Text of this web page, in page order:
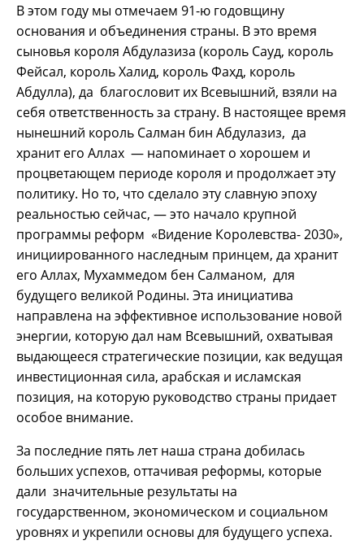
В этом году мы отмечаем 91-ю годовщину
основания и объединения страны. В это время
сыновья короля Абдулазиза (король Сауд, король
Фейсал, король Халид, король Фахд, король
Абдулла), да благословит их Всевышний, взяли на
себя ответственность за страну. В настоящее время
нынешний король Салман бин Абдулазиз, да
хранит его Аллах — напоминает о хорошем и
процветающем периоде короля и продолжает эту
политику. Но то, что сделало эту славную эпоху
реальностью сейчас, — это начало крупной
программы реформ «Видение Королевства- 2030»,
инициированного наследным принцем, да хранит
его Аллах, Мухаммедом бен Салманом, для
будущего великой Родины. Эта инициатива
направлена на эффективное использование новой
энергии, которую дал нам Всевышний, охватывая
выдающееся стратегические позиции, как ведущая
инвестиционная сила, арабская и исламская
позиция, на которую руководство страны придает
особое внимание.
За последние пять лет наша страна добилась
больших успехов, оттачивая реформы, которые
дали значительные результаты на
государственном, экономическом и социальном
уровнях и укрепили основы для будущего успеха.